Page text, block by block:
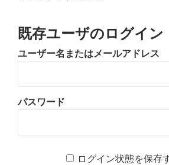
既存ユーザのログイン
ユーザー名またはメールアドレス
パスワード
ログイン状態を保存